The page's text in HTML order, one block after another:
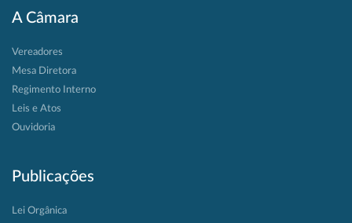
A Câmara
Vereadores
Mesa Diretora
Regimento Interno
Leis e Atos
Ouvidoria
Publicações
Lei Orgânica